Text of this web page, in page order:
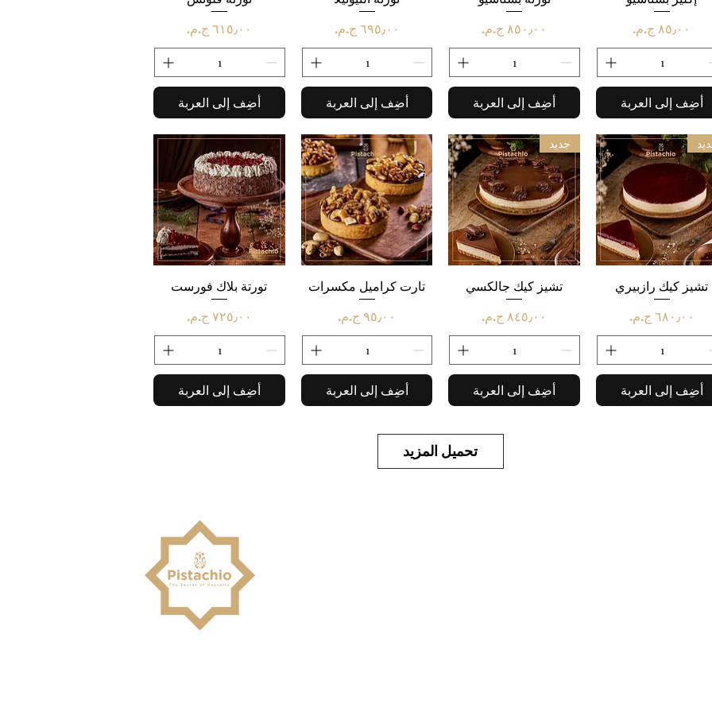
السعر
أضِف إلى العربة
السعر
أضِف إلى العربة
السعر
أضِف إلى العربة
السعر
أضِف إلى العربة
العرض السريع
تشيز كيك رازبيري
السعر
أضِف إلى العربة
العرض السريع
جديد
تشيز كيك جالكسي
السعر
أضِف إلى العربة
العرض السريع
تارت كراميل مكسرات
السعر
أضِف إلى العربة
العرض السريع
تورتة بلاك فورست
السعر
أضِف إلى العربة
تحميل المزيد